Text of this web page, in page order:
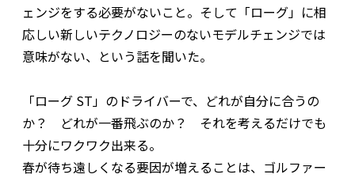
ェンジをする必要がないこと。そして「ローグ」に相
応しい新しいテクノロジーのないモデルチェンジでは
意味がない、という話を聞いた。
「ローグ ST」のドライバーで、どれが自分に合うの
か？ どれが一番飛ぶのか？ それを考えるだけでも
十分にワクワク出来る。
春が待ち遠しくなる要因が増えることは、ゴルファー